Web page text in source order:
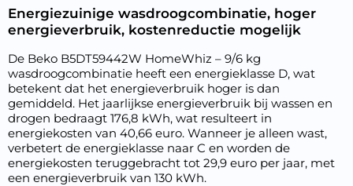
Energiezuinige wasdroogcombinatie, hoger
energieverbruik, kostenreductie mogelijk
De Beko B5DT59442W HomeWhiz – 9/6 kg
wasdroogcombinatie heeft een energieklasse D, wat
betekent dat het energieverbruik hoger is dan
gemiddeld. Het jaarlijkse energieverbruik bij wassen en
drogen bedraagt 176,8 kWh, wat resulteert in
energiekosten van 40,66 euro. Wanneer je alleen wast,
verbetert de energieklasse naar C en worden de
energiekosten teruggebracht tot 29,9 euro per jaar, met
een energieverbruik van 130 kWh.